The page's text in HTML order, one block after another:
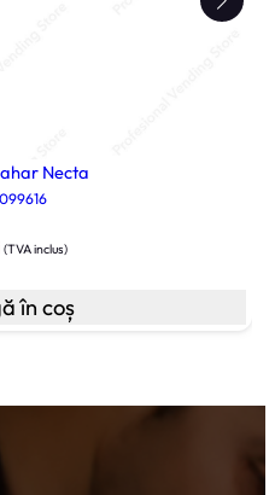
Necta
(TVA inclus)
în coș